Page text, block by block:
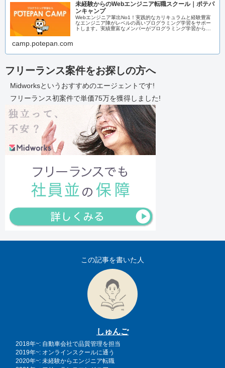
未経験からのWebエンジニア転職スクール｜ポテパ
ンキャンプ
Webエンジニア輩出No1！実践的なカリキュラムと経験豊富
なエンジニア陣がレベルの高いプログラミング学習をサポー
トします。実績豊富なメンバーがプログラミング学習からエ
camp.potepan.com
フリーランス案件をお探しの方へ
Midworksというおすすめのエージェントです!
フリーランス初案件で単価75万を獲得しました!
この記事を書いた人
しゅんご
2018年~: 自動車会社で品質管理を担当
2019年~: オンラインスクールに通う
2020年~: 未経験からエンジニア転職